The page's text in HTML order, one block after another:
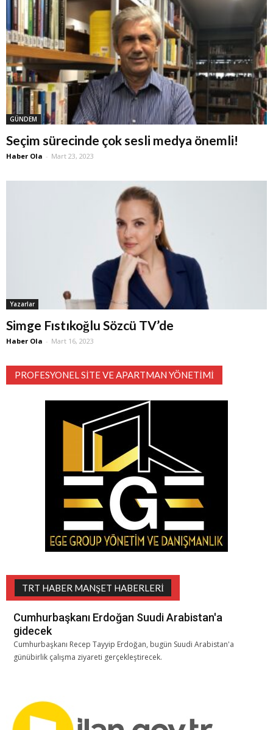
GÜNDEM
Seçim sürecinde çok sesli medya önemli!
Haber Ola - Mart 23, 2023
Yazarlar
Simge Fıstıkoğlu Sözcü TV’de
Haber Ola - Mart 16, 2023
PROFESYONEL SITE VE APARTMAN YÖNETIMI
TRT HABER MANŞET HABERLERI
Cumhurbaşkanı Erdoğan Suudi Arabistan'a
gidecek
Cumhurbaşkanı Recep Tayyip Erdoğan, bugün Suudi Arabistan'a
günübirlik çalışma ziyareti gerçekleştirecek.